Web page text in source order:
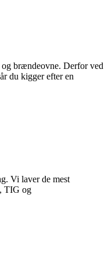
brændeovne. Derfor ved
du kigger efter en
Vi laver de mest
TIG og